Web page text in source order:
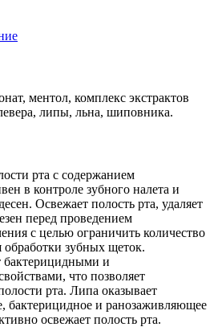
ментол, комплекс экстрактов
липы, льна, шиповника.
рта с содержанием
в контроле зубного налета и
Освежает полость рта, удаляет
перед проведением
с целью ограничить количество
зубных щеток.
бактерицидными и
что позволяет
рта. Липа оказывает
бактерицидное и ранозаживляющее
освежает полость рта.